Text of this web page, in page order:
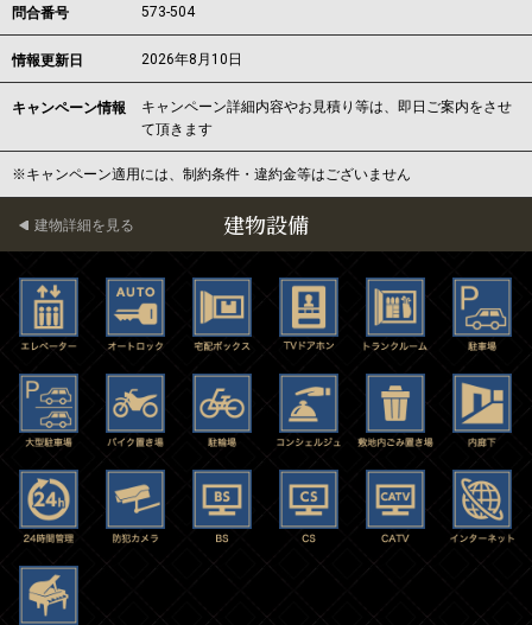
問合番号 573-504
情報更新日 2026年8月10日
キャンペーン情報
キャンペーン詳細内容やお見積り等は、即日ご案内をさせ
て頂きます
※キャンペーン適用には、制約条件・違約金等はございません
建物設備
建物詳細を見る